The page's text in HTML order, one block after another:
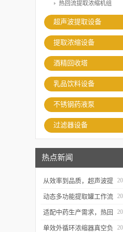
热回流提取浓缩机组
超声波提取设备
提取浓缩设备
酒精回收塔
乳品饮料设备
不锈钢药液泵
过滤器设备
热点新闻
从效率到品质，超声波提
取罐的实用价值梳理
动态多功能提取罐工作流
程与核心优势解析
适配中药生产需求，热回
流提取浓缩机组的应用优
单效外循环浓缩器真空负